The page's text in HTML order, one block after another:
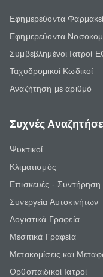
Εφημερεύοντα
Εφημερεύοντα
Συμβεβλημένοι Ιατροί
Ταχυδρομικοί Κωδικοί
Αναζήτηση με αριθμό
Συχνές
Ψυκτικοί
Κλιματισμός
Επισκευές -
Συνεργεία Αυτοκινήτων
Λογιστικά Γραφεία
Μεσιτικά Γραφεία
Μετακομίσεις και
Ορθοπαιδικοί Ιατροί